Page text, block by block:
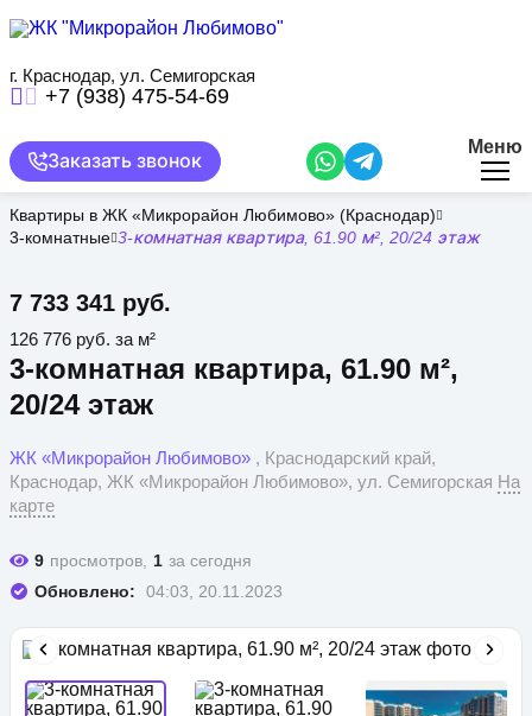
содержанию
г. Краснодар, ул. Семигорская
+7 (938) 475-54-69
Заказать звонок
Меню
Квартиры в ЖК «Микрорайон Любимово» (Краснодар)
3-комнатные 3-комнатная квартира, 61.90 м², 20/24 этаж
3-комнатная квартира, 61.90 м²,
20/24 этаж
7 733 341 руб.
ЖК «Микрорайон Любимово» , Краснодарский край,
Краснодар, ЖК «Микрорайон Любимово», ул. Семигорская На
карте
126 776 руб. за м²
9 просмотров, 1 за сегодня
Обновлено:
04:03, 20.11.2023